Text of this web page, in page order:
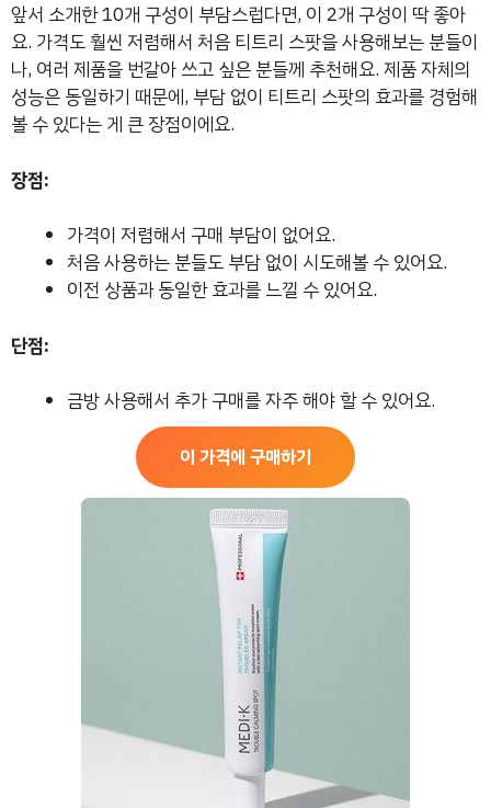
앞서 소개한 10개 구성이 부담스럽다면, 이 2개 구성이 딱 좋아
요. 가격도 훨씬 저렴해서 처음 티트리 스팟을 사용해보는 분들이
나, 여러 제품을 번갈아 쓰고 싶은 분들께 추천해요. 제품 자체의
성능은 동일하기 때문에, 부담 없이 티트리 스팟의 효과를 경험해
볼 수 있다는 게 큰 장점이에요.
장점:
가격이 저렴해서 구매 부담이 없어요.
처음 사용하는 분들도 부담 없이 시도해볼 수 있어요.
이전 상품과 동일한 효과를 느낄 수 있어요.
단점:
금방 사용해서 추가 구매를 자주 해야 할 수 있어요.
이 가격에 구매하기